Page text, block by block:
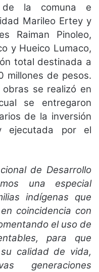
de la comuna e
Marileo Ertey y
Raiman Pinoleo,
y Hueico Lumaco,
total destinada a
millones de pesos.
se realizó en
se entregaron
de la inversión
ejecutada por el
de Desarrollo
una especial
indígenas que
coincidencia con
el uso de
para que
calidad de vida,
generaciones